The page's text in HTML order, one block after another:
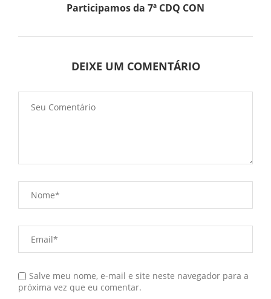
Participamos da 7ª CDQ CON
DEIXE UM COMENTÁRIO
Salve meu nome, e-mail e site neste navegador para a
próxima vez que eu comentar.